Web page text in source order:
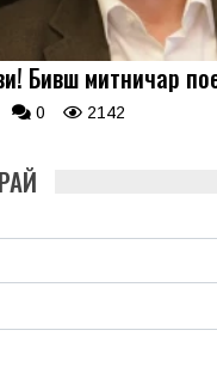
Бивш митничар
0 2142